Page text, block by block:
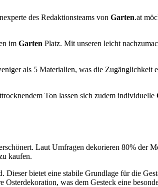
des Redaktionsteams von Garten.at
im Garten Platz. Mit unseren leicht
als 5 Materialien, was die Zugänglichkeit
Ton lassen sich zudem individuelle
Laut Umfragen dekorieren 80% der
kaufen.
bietet eine stabile Grundlage für die
was dem Gesteck eine